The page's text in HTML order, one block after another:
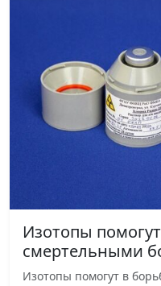
Изотопы
смертельными
Изотопы помогут в